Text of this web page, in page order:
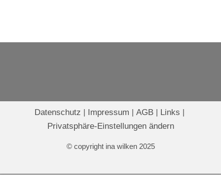
Datenschutz Impressum AGB
Links
Privatsphäre-Einstellungen ändern
© copyright ina wilken 2025